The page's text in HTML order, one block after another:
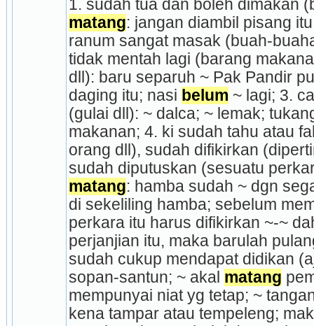
matang: jangan diambil pisang
ranum sangat masak (buah-
tidak mentah lagi (barang
dll): baru separuh ~ Pak Pandir
daging itu; nasi belum ~ lagi; 3.
(gulai dll): ~ dalca; ~ lemak;
maka­nan; 4. ki sudah tahu atau
orang dll), sudah difikirkan
matang: hamba sudah ~ dgn
di sekeliling hamba; sebelum
perkara itu harus difikirkan ~-~
perjanjian itu, maka barulah
sudah cukup mendapat didikan
sopan-santun; ~ akal matang
mempunyai niat yg tetap; ~
kena tampar atau tempeleng;